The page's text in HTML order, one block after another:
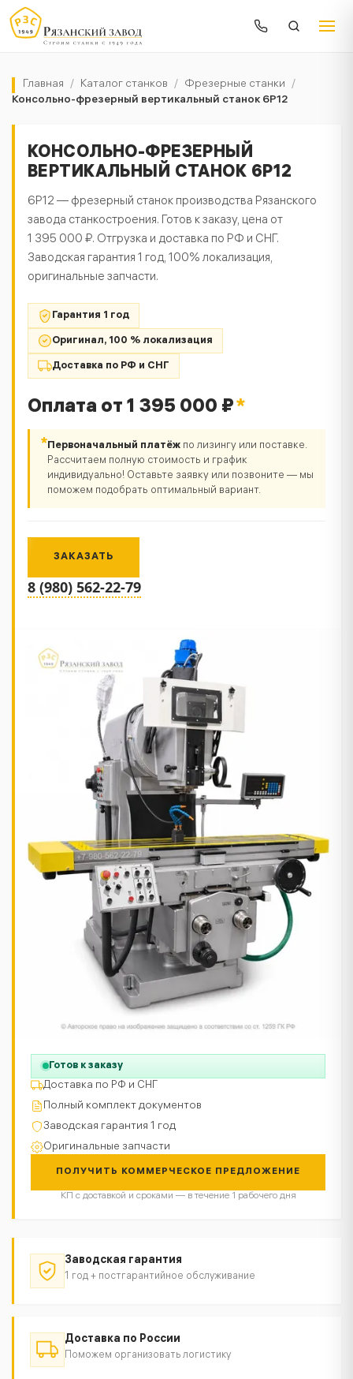
Главная / Каталог станков / Фрезерные станки /
Консольно-фрезерный вертикальный станок 6Р12
КОНСОЛЬНО-ФРЕЗЕРНЫЙ
ВЕРТИКАЛЬНЫЙ СТАНОК 6Р12
6Р12 — фрезерный станок производства Рязанского
завода станкостроения. Готов к заказу, цена от
1 395 000 ₽. Отгрузка и доставка по РФ и СНГ.
Заводская гарантия 1 год, 100% локализация,
оригинальные запчасти.
Гарантия 1 год
Оригинал, 100 % локализация
Доставка по РФ и СНГ
Оплата от 1 395 000 ₽*
*Первоначальный платёж по лизингу или поставке.
Рассчитаем полную стоимость и график
индивидуально! Оставьте заявку или позвоните — мы
поможем подобрать оптимальный вариант.
ЗАКАЗАТЬ
8 (980) 562-22-79
Готов к заказу
Доставка по РФ и СНГ
Полный комплект документов
Заводская гарантия 1 год
Оригинальные запчасти
ПОЛУЧИТЬ КОММЕРЧЕСКОЕ ПРЕДЛОЖЕНИЕ
КП с доставкой и сроками — в течение 1 рабочего дня
Заводская гарантия
1 год + постгарантийное обслуживание
Доставка по России
Поможем организовать логистику